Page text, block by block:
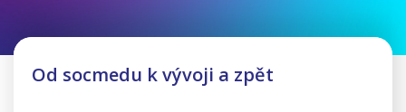
Od socmedu k vývoji a zpět